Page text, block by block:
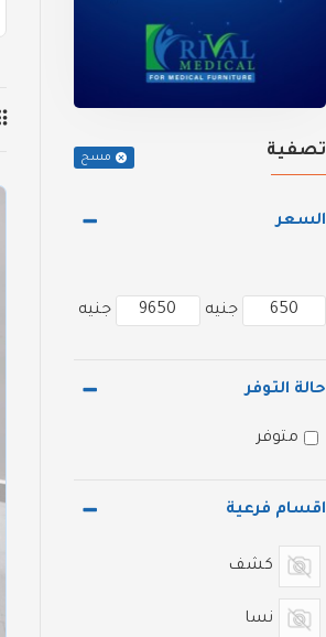
تصفية مسح
السعر
جنيه جنيه
اقسام فرعية
كشف
نسا
حالة التوفر
متوفر